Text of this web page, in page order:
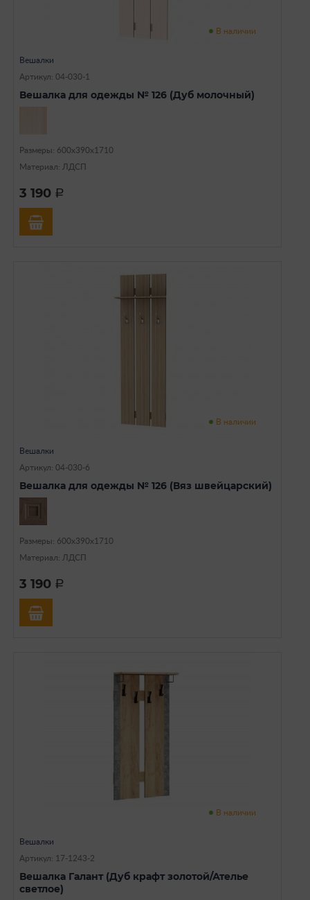
В наличии
Вешалки
Артикул: 04-030-1
Вешалка для одежды № 126 (Дуб молочный)
Размеры: 600х390х1710
Материал: ЛДСП
3 190 a
В наличии
Вешалки
Артикул: 04-030-6
Вешалка для одежды № 126 (Вяз швейцарский)
Размеры: 600х390х1710
Материал: ЛДСП
3 190 a
В наличии
Вешалки
Артикул: 17-1243-2
Вешалка Галант (Дуб крафт золотой/Ателье
светлое)